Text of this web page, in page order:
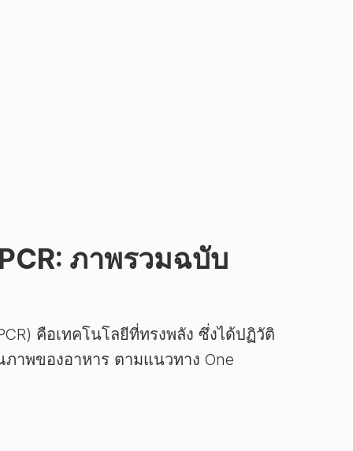
ภาพรวมฉบับ
คือเทคโนโลยีที่ทรงพลัง ซึ่งได้ปฏิวัติ
าพของอาหาร ตามแนวทาง One